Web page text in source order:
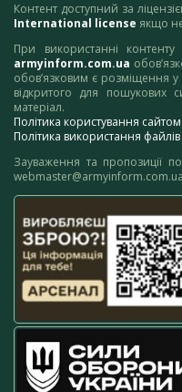
Контент доступний за
International license якщо
При використанні
armyinform.com.ua
обов’язковим є розміщення
відкритого для пошукових
матеріал.
Політика користування
Політика використання
Зауваження та пропозиції
webmaster@armyinform.com.ua